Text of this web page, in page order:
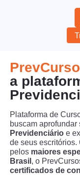
a
Plataforma de
buscam
Previdenciário e
de seus escritórios.
pelos maiores
Brasil , o
certificados de